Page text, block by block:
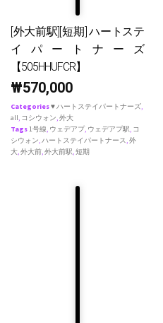
[外大前駅][短期] ハートステ
イパートナーズ
【505HHUFCR】
₩570,000
Categories♥ ハートステイパートナーズ
all コシウォン 外大
Tags 1号線 ウェデアプ, ウェデアプ駅 コ
シウォン ハートステイパートナース 外
大 外大前 外大前駅 短期